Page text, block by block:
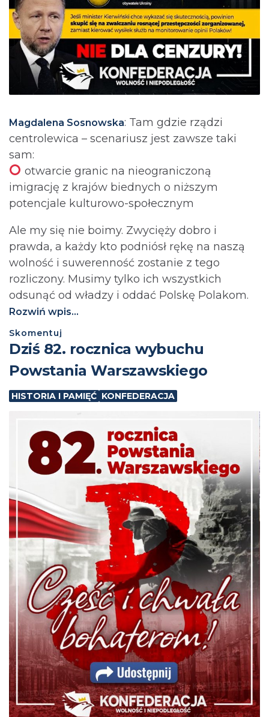
Magdalena Sosnowska: Tam gdzie rządzi
centrolewica – scenariusz jest zawsze taki
sam:
otwarcie granic na nieograniczoną
imigrację z krajów biednych o niższym
potencjale kulturowo-społecznym
Ale my się nie boimy. Zwycięży dobro i
prawda, a każdy kto podniósł rękę na naszą
wolność i suwerenność zostanie z tego
rozliczony. Musimy tylko ich wszystkich
odsunąć od władzy i oddać Polskę Polakom.
Rozwiń wpis...
Skomentuj
Dziś 82. rocznica wybuchu
Powstania Warszawskiego
HISTORIA I PAMIĘĆ KONFEDERACJA